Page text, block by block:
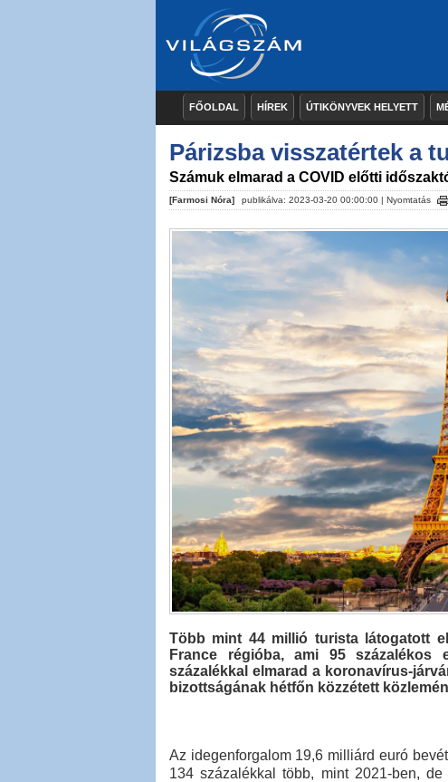
FŐOLDAL HÍREK ÚTIKÖNYVEK HELYETT
Párizsba visszatértek a
Számuk elmarad a COVID előtti
[Farmosi Nóra] publikálva: 2023-03-20 00:00:00 | Nyomtatás
Több mint 44 millió turista látogatott
France régióba, ami 95 százalékos
százalékkal elmarad a koronavírus-
bizottságának hétfőn közzétett
Az idegenforgalom 19,6 milliárd euró
134 százalékkal több, mint 2021-ben,